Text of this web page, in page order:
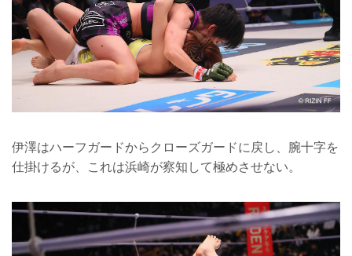
伊澤はハーフガードからクローズガードに戻し、腕十字を
仕掛けるが、これは浜崎が察知して極めさせない。